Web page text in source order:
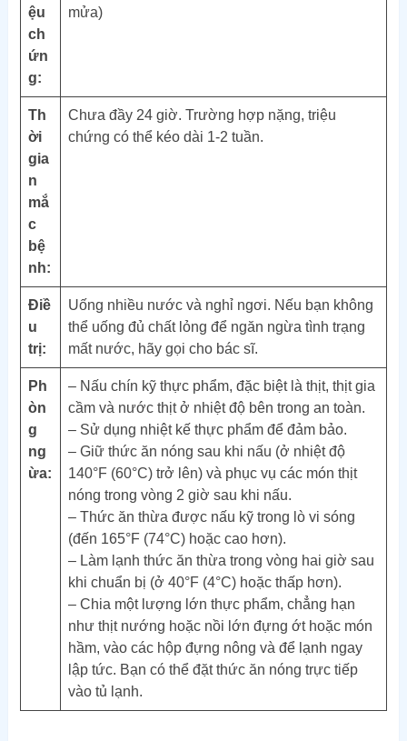
ệu
ch
ứn
g:
mửa)
Th
ời
gia
n
mắ
c
bệ
nh:
Chưa đầy 24 giờ. Trường hợp nặng, triệu
chứng có thể kéo dài 1-2 tuần.
Điề
u
trị:
Uống nhiều nước và nghỉ ngơi. Nếu bạn không
thể uống đủ chất lỏng để ngăn ngừa tình trạng
mất nước, hãy gọi cho bác sĩ.
Ph
òn
g
ng
ừa:
– Nấu chín kỹ thực phẩm, đặc biệt là thịt, thịt gia
cầm và nước thịt ở nhiệt độ bên trong an toàn.
– Sử dụng nhiệt kế thực phẩm để đảm bảo.
– Giữ thức ăn nóng sau khi nấu (ở nhiệt độ
140°F (60°C) trở lên) và phục vụ các món thịt
nóng trong vòng 2 giờ sau khi nấu.
– Thức ăn thừa được nấu kỹ trong lò vi sóng
(đến 165°F (74°C) hoặc cao hơn).
– Làm lạnh thức ăn thừa trong vòng hai giờ sau
khi chuẩn bị (ở 40°F (4°C) hoặc thấp hơn).
– Chia một lượng lớn thực phẩm, chẳng hạn
như thịt nướng hoặc nồi lớn đựng ớt hoặc món
hầm, vào các hộp đựng nông và để lạnh ngay
lập tức. Bạn có thể đặt thức ăn nóng trực tiếp
vào tủ lạnh.